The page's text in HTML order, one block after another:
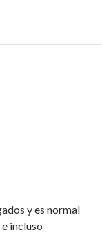
y es normal
incluso